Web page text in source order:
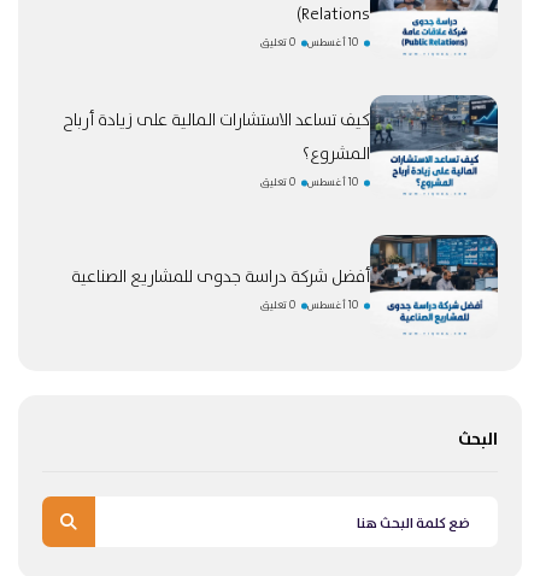
Relations)
10 أغسطس 0 تعليق
كيف تساعد الاستشارات المالية على زيادة أرباح
المشروع؟
10 أغسطس 0 تعليق
أفضل شركة دراسة جدوى للمشاريع الصناعية
10 أغسطس 0 تعليق
البحث